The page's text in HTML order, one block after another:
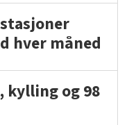
hver måned
kylling og 98